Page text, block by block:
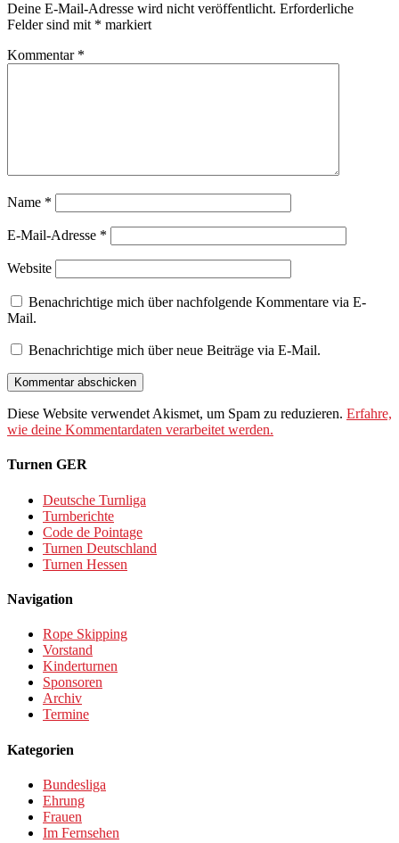
Deine E-Mail-Adresse wird nicht veröffentlicht. Erforderliche
Felder sind mit * markiert
Kommentar *
Name *
E-Mail-Adresse *
Website
Benachrichtige mich über nachfolgende Kommentare via E-
Mail.
Benachrichtige mich über neue Beiträge via E-Mail.
Diese Website verwendet Akismet, um Spam zu reduzieren. Erfahre,
wie deine Kommentardaten verarbeitet werden.
Turnen GER
Deutsche Turnliga
Turnberichte
Code de Pointage
Turnen Deutschland
Turnen Hessen
Navigation
Rope Skipping
Vorstand
Kinderturnen
Sponsoren
Archiv
Termine
Kategorien
Bundesliga
Ehrung
Frauen
Im Fernsehen